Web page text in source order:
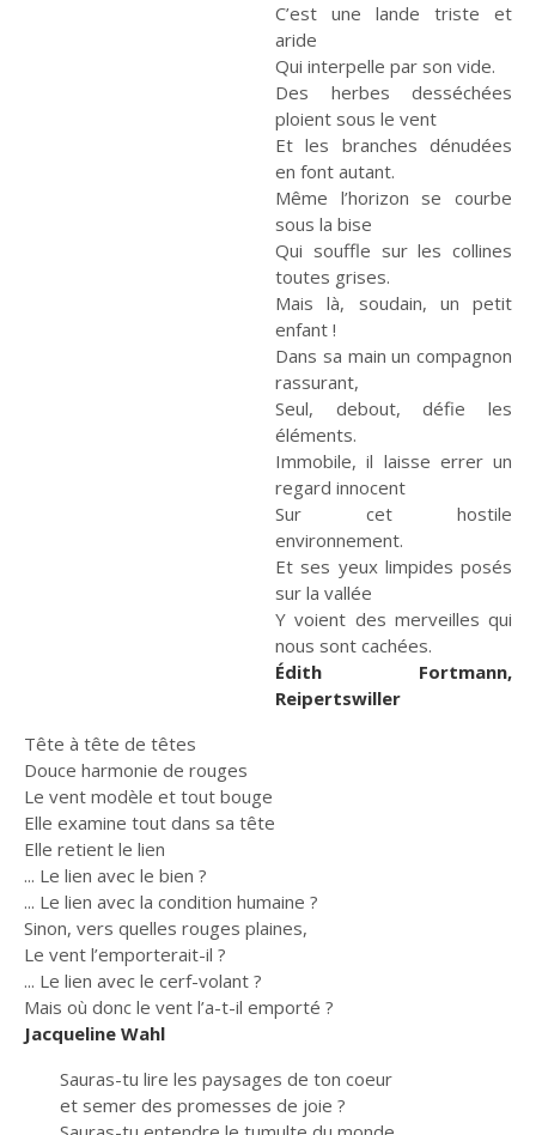
C’est une lande triste et
aride
Qui interpelle par son vide.
Des herbes desséchées
ploient sous le vent
Et les branches dénudées
en font autant.
Même l’horizon se courbe
sous la bise
Qui souffle sur les collines
toutes grises.
Mais là, soudain, un petit
enfant !
Dans sa main un compagnon
rassurant,
Seul, debout, défie les
éléments.
Immobile, il laisse errer un
regard innocent
Sur cet hostile
environnement.
Et ses yeux limpides posés
sur la vallée
Y voient des merveilles qui
nous sont cachées.
Édith Fortmann,
Reipertswiller
Tête à tête de têtes
Douce harmonie de rouges
Le vent modèle et tout bouge
Elle examine tout dans sa tête
Elle retient le lien
... Le lien avec le bien ?
... Le lien avec la condition humaine ?
Sinon, vers quelles rouges plaines,
Le vent l’emporterait-il ?
... Le lien avec le cerf-volant ?
Mais où donc le vent l’a-t-il emporté ?
Jacqueline Wahl
Sauras-tu lire les paysages de ton coeur
et semer des promesses de joie ?